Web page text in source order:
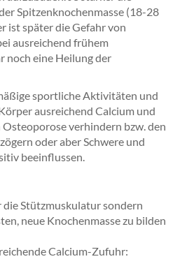
Spitzenknochenmasse (18-28
ist später die Gefahr von
ausreichend frühem
noch eine Heilung der
sportliche Aktivitäten und
ausreichend Calcium und
verhindern bzw. den
oder aber Schwere und
beeinflussen.
Stützmuskulatur sondern
neue Knochenmasse zu bilden
Calcium-Zufuhr: